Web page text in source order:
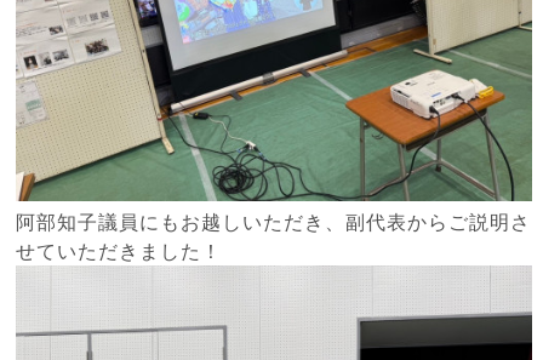
阿部知子議員にもお越しいただき、副代表からご説明さ
せていただきました！